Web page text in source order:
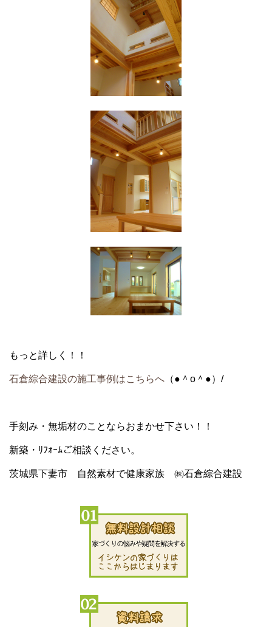
もっと詳しく！！
石倉綜合建設の施工事例はこちらへ （●＾o＾●）/
手刻み・無垢材のことならおまかせ下さい！！
新築・ﾘﾌｫｰﾑご相談ください。
茨城県下妻市 自然素材で健康家族 ㈱石倉綜合建設